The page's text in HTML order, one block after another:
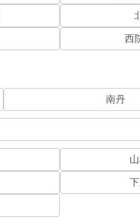
西
南丹